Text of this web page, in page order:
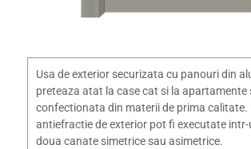
Usa de exterior securizata cu panouri din
preteaza atat la case cat si la apartamente
confectionata din materii de prima calitate.
antiefractie de exterior pot fi executate
doua canate simetrice sau asimetrice.